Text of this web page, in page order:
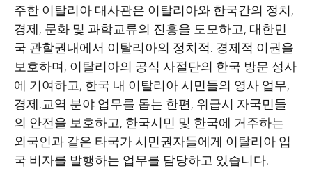
주한 이탈리아 대사관은 이탈리아와 한국간의 정치,
경제, 문화 및 과학교류의 진흥을 도모하고, 대한민
국 관할권내에서 이탈리아의 정치적. 경제적 이권을
보호하며, 이탈리아의 공식 사절단의 한국 방문 성사
에 기여하고, 한국 내 이탈리아 시민들의 영사 업무,
경제.교역 분야 업무를 돕는 한편, 위급시 자국민들
의 안전을 보호하고, 한국시민 및 한국에 거주하는
외국인과 같은 타국가 시민권자들에게 이탈리아 입
국 비자를 발행하는 업무를 담당하고 있습니다.